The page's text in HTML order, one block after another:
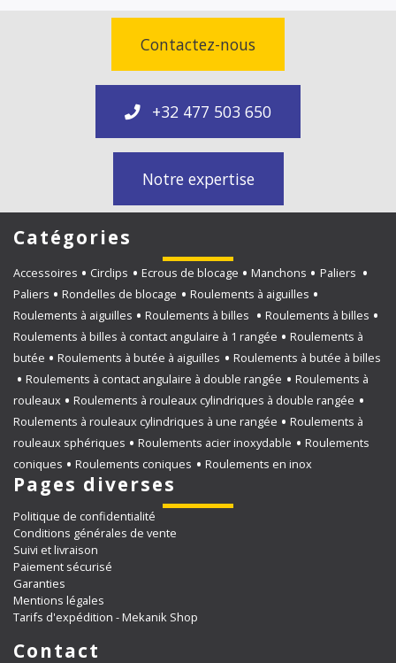
Contactez-nous
+32 477 503 650
Notre expertise
Catégories
Accessoires Circlips Ecrous de blocage Manchons
Paliers
Paliers
Rondelles de blocage
Roulements à aiguilles
Roulements à aiguilles
Roulements à billes
Roulements à billes
Roulements à billes à contact angulaire à 1 rangée
Roulements à
butée
Roulements à butée à aiguilles
Roulements à butée à billes
Roulements à contact angulaire à double rangée
Roulements à
rouleaux
Roulements à rouleaux cylindriques à double rangée
Roulements à rouleaux cylindriques à une rangée
Roulements à
rouleaux sphériques
Roulements acier inoxydable
Roulements
coniques
Roulements coniques Roulements en inox
Pages diverses
Politique de confidentialité
Conditions générales de vente
Suivi et livraison
Paiement sécurisé
Garanties
Mentions légales
Tarifs d'expédition - Mekanik Shop
Contact